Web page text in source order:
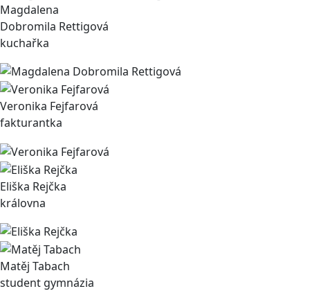
Magdalena
Dobromila Rettigová
kuchařka
Veronika Fejfarová
fakturantka
Eliška Rejčka
královna
Matěj Tabach
student gymnázia